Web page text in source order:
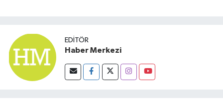
EDITÖR
Haber Merkezi